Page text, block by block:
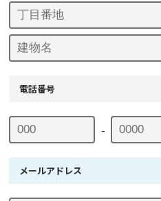
電話番号
-
メールアドレス